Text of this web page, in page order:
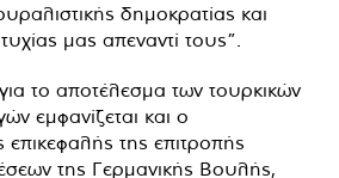
δημοκρατίας και
μας απεναντί τους”.
το αποτέλεσμα των τουρκικών
εμφανίζεται και ο
της επιτροπής
της Γερμανικής Βουλής,